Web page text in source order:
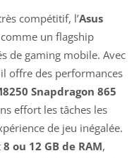
compétitif, l’Asus
un flagship
de gaming mobile. Avec
offre des performances
Snapdragon 865
effort les tâches les
de jeu inégalée.
8 ou 12 GB de RAM,